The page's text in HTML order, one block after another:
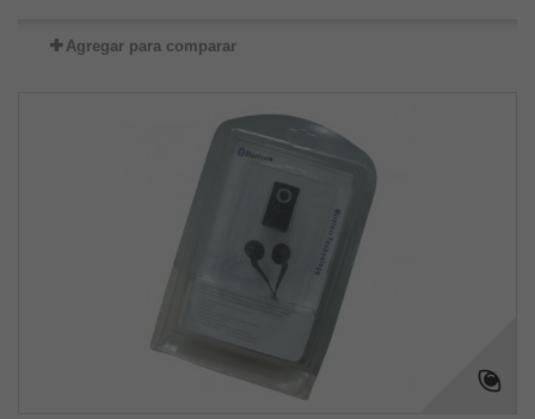
Agregar para comparar